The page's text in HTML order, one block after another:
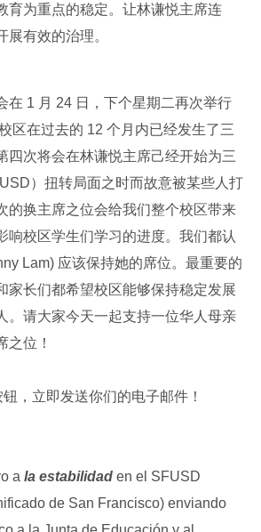
育为重点的稳定。让林谦悦主席连
展有效的治理。
在 1 月 24 日，下个星期二再次举行
区在过去的 12 个月内已经发生了三
四次将会在林谦悦主席己经开始为三
）扭转局面之时而故意被某些人打
的换主席之位会给我们整个校区带来
响校区学生们学习的进度。我们都认
Lam) 应该保持她的席位。最重要的
家长们都希望校区能够保持稳定发展
。请大家今天一起支持一位华人母亲
之位！
钮，立即发送你们的电子邮件！
a la estabilidad en el SFUSD
de San Francisco) enviando